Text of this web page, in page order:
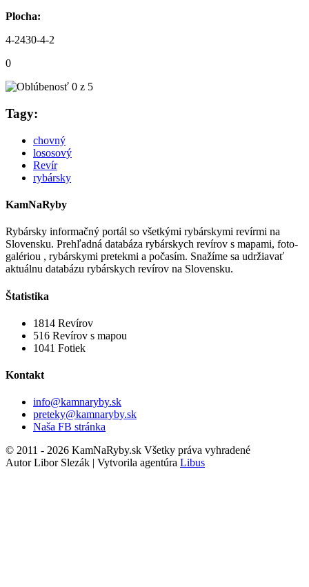
Plocha:
4-2430-4-2
0
Tagy:
chovný
lososový
Revír
rybársky
KamNaRyby
Rybársky informačný portál so všetkými rybárskymi revírmi na
Slovensku. Prehľadná databáza rybárskych revírov s mapami, foto-
galériou , rybárskymi pretekmi a počasím. Snažíme sa udržiavať
aktuálnu databázu rybárskych revírov na Slovensku.
Štatistika
1814 Revírov
516 Revírov s mapou
1041 Fotiek
Kontakt
info@kamnaryby.sk
preteky@kamnaryby.sk
Naša FB stránka
© 2011 - 2026 KamNaRyby.sk Všetky práva vyhradené
Autor Libor Slezák | Vytvorila agentúra Libus